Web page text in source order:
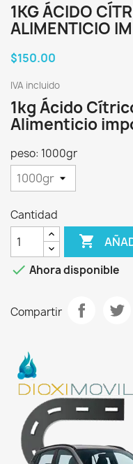
1KG ÁCIDO
ALIMENTICIO
$150.00
IVA incluido
1kg Ácido
Alimenticio
peso: 1000gr
Cantidad

 Ahora disponible
Compartir